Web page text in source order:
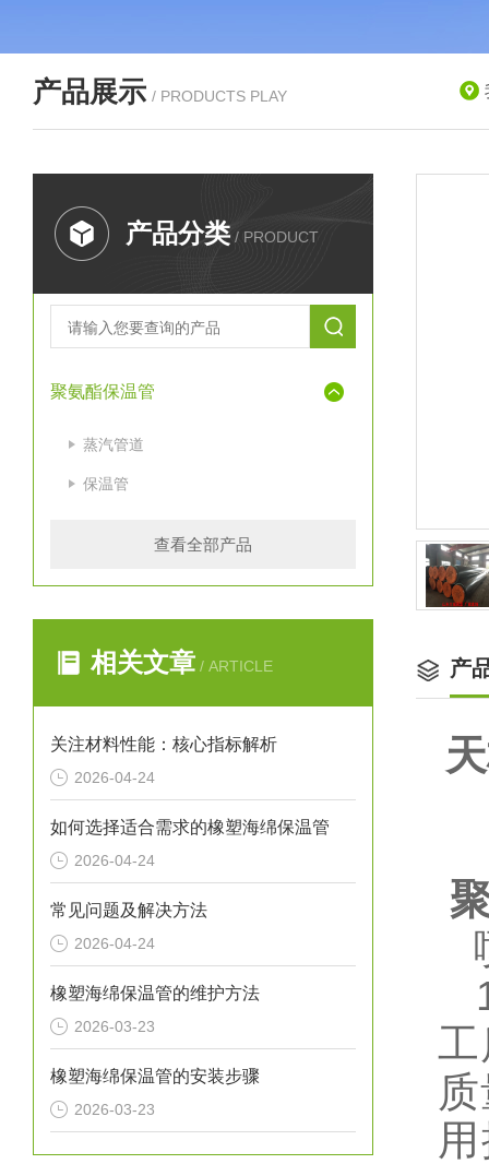
产品展示 / PRODUCTS PLAY
产品分类 / PRODUCT
聚氨酯保温管
蒸汽管道
保温管
查看全部产品
相关文章 / ARTICLE
关注材料性能：核心指标解析
2026-04-24
如何选择适合需求的橡塑海绵保温管
2026-04-24
常见问题及解决方法
2026-04-24
橡塑海绵保温管的维护方法
2026-03-23
橡塑海绵保温管的安装步骤
2026-03-23
产